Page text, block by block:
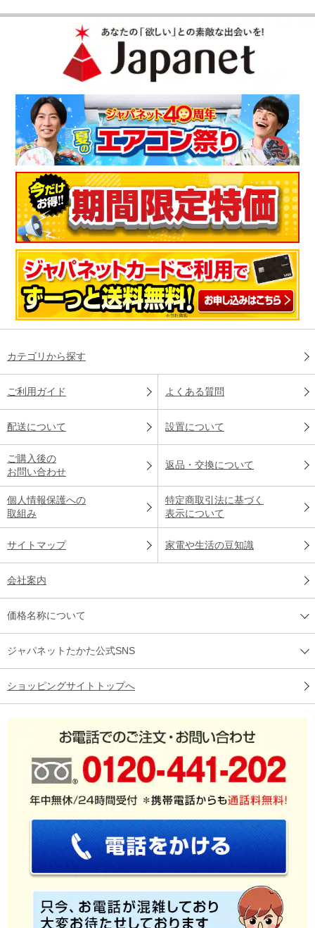
カテゴリから探す
ご利用ガイド よくある質問
配送について 設置について
ご購入後の
お問い合わせ
返品・交換について
個人情報保護への
取組み
特定商取引法に基づく
表示について
サイトマップ 家電や生活の豆知識
会社案内
価格名称について
ジャパネットたかた公式SNS
ショッピングサイトトップへ